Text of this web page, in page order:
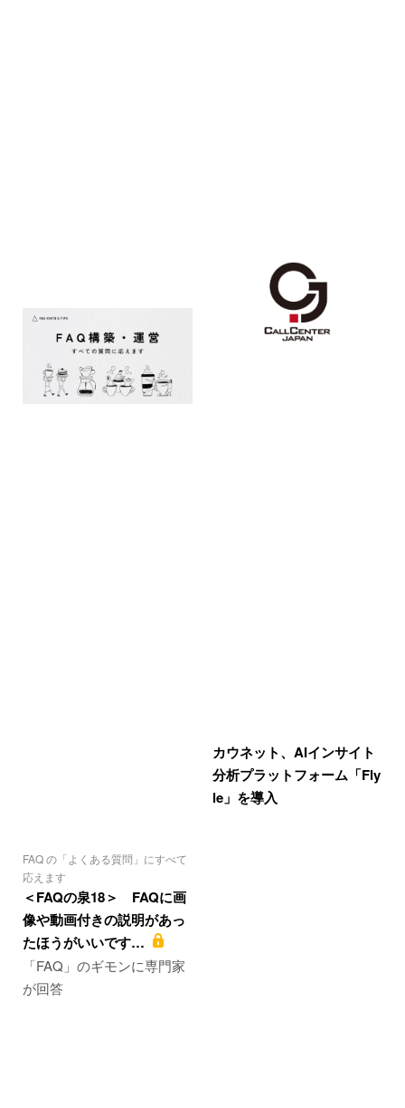
FAQ の「よくある質問」にすべて
応えます
＜FAQの泉18＞ FAQに画
像や動画付きの説明があっ
たほうがいいです…
「FAQ」のギモンに専門家
が回答
カウネット、AIインサイト
分析プラットフォーム「Fly
le」を導入